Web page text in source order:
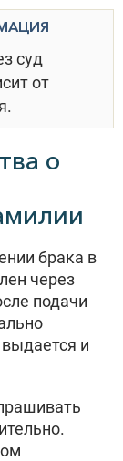
суд
от
о
брака в
через
подачи
и